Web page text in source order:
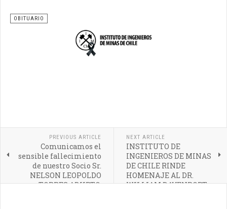
OBITUARIO
PREVIOUS ARTICLE
Comunicamos el
sensible fallecimiento
de nuestro Socio Sr.
NELSON LEOPOLDO
TORRES ABURTO,
NEXT ARTICLE
INSTITUTO DE
INGENIEROS DE MINAS
DE CHILE RINDE
HOMENAJE AL DR.
WILLIAM DAVENPORT